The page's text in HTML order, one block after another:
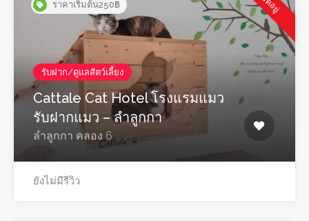
ราคาเริ่มต้น250฿
รับฝาก/ดูแลสัตว์เลี้ยง
Cattale Cat Hotel โรงแรมแมว
รับฝากแมว – ลำลูกกา
ลำลูกกา คลอง 6
ยังไม่มีรีวิว